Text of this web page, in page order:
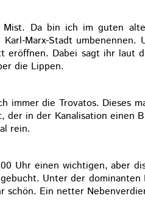
Da bin ich im guten
Marx-Stadt umbenennen.
eröffnen. Dabei sagt ihr laut
die Lippen.
immer die Trovatos. Dieses
der in der Kanalisation einen
rein.
Uhr einen wichtigen, aber
Unter der
schön. Ein netter